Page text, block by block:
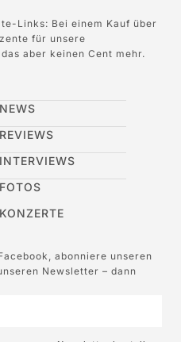
Links: Bei einem Kauf über
für unsere
aber keinen Cent mehr.
NEWS
REVIEWS
INTERVIEWS
FOTOS
KONZERTE
abonniere unseren
Newsletter – dann